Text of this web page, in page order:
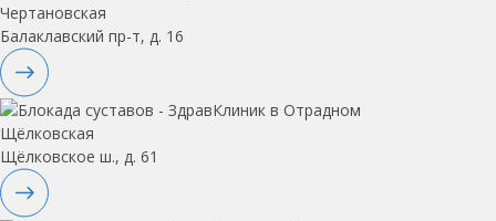
Чертановская
Балаклавский пр-т, д. 16
Щёлковская
Щёлковское ш., д. 61